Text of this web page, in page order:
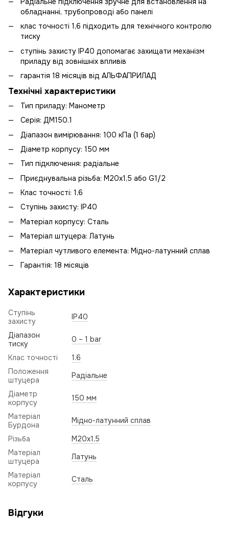
обладнанні, трубопроводі або панелі
клас точності 1,6 підходить для технічного контролю
тиску
ступінь захисту IP40 допомагає захищати механізм
приладу від зовнішніх впливів
гарантія 18 місяців від АЛЬФАПРИЛАД
Технічні характеристики
Тип приладу: Манометр
Серія: ДМ150.1
Діапазон вимірювання: 100 кПа (1 бар)
Діаметр корпусу: 150 мм
Тип підключення: радіальне
Приєднувальна різьба: М20х1,5 або G1/2
Клас точності: 1,6
Ступінь захисту: IP40
Матеріал корпусу: Сталь
Матеріал штуцера: Латунь
Матеріал чутливого елемента: Мідно-латунний сплав
Гарантія: 18 місяців
Характеристики
Ступінь
захисту
IP40
Діапазон
тиску
0 – 1 bar
Клас точності
1.6
Положення
штуцера
Радіальне
Діаметр
корпусу
150 мм
Матеріал
Бурдона
Мідно-латунний сплав
Різьба
M20x1,5
Матеріал
штуцера
Латунь
Матеріал
корпусу
Сталь
Відгуки